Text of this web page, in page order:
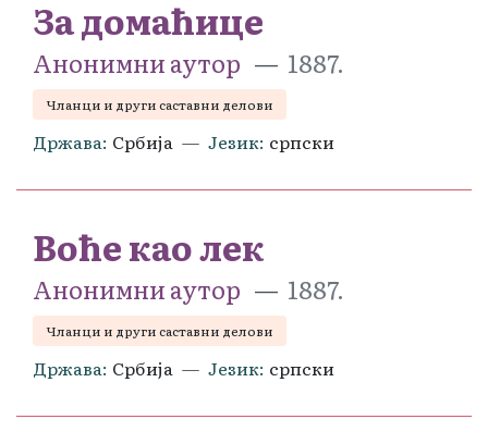
За домаћице
Анонимни аутор 1887.
Чланци и други саставни делови
Држава Србија Језик српски
Воће као лек
Анонимни аутор 1887.
Чланци и други саставни делови
Држава Србија Језик српски